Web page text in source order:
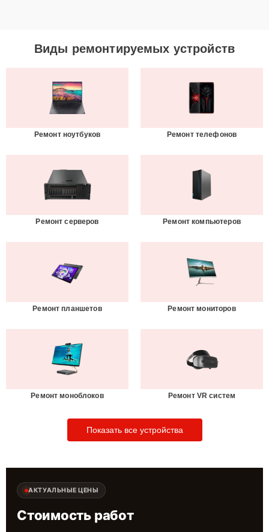
Виды ремонтируемых устройств
Ремонт ноутбуков Ремонт телефонов
Ремонт серверов Ремонт компьютеров
Ремонт планшетов Ремонт мониторов
Ремонт моноблоков Ремонт VR систем
Показать все устройства
АКТУАЛЬНЫЕ ЦЕНЫ
Стоимость работ